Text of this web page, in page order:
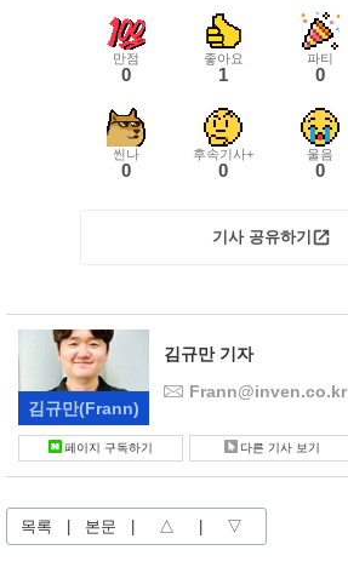
만점
0
좋아요
1
파티
0
씬나
0
후속기사+
0
울음
0
기사 공유하기
김규만(Frann)
김규만 기자
Frann@inven.co.kr
페이지 구독하기 다른 기사 보기
목록 | 본문 | △ | ▽